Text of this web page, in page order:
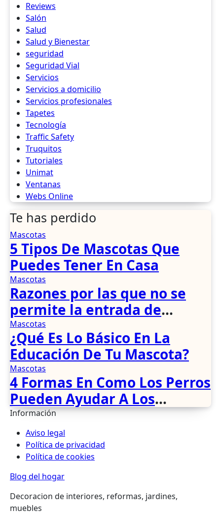
Reviews
Salón
Salud
Salud y Bienestar
seguridad
Seguridad Vial
Servicios
Servicios a domicilio
Servicios profesionales
Tapetes
Tecnología
Traffic Safety
Truquitos
Tutoriales
Unimat
Ventanas
Webs Online
Te has perdido
Mascotas
5 Tipos De Mascotas Que
Puedes Tener En Casa
Mascotas
Razones por las que no se
permite la entrada de
mascotas en transportes y
restaurantes extranjeros.
Mascotas
¿Qué Es Lo Básico En La
Educación De Tu Mascota?
Mascotas
4 Formas En Como Los Perros
Pueden Ayudar A Los
Discapacitados
Información
Aviso legal
Política de privacidad
Política de cookies
Blog del hogar
Decoracion de interiores, reformas, jardines,
muebles